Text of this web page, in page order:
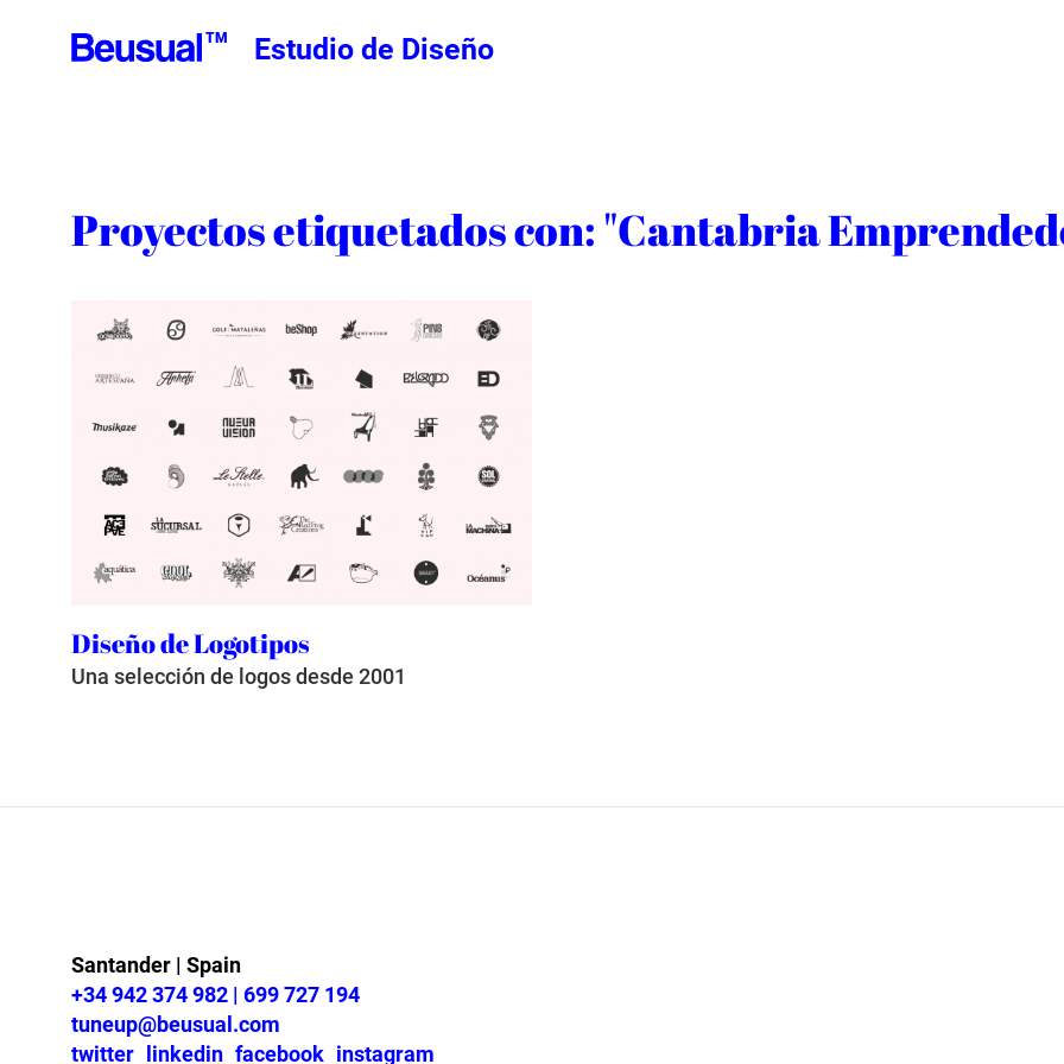
TM Estudio de Diseño
Proyectos etiquetados con: "Cantabria
Diseño de Logotipos
Una selección de logos desde 2001
Santander | Spain
+34 942 374 982 | 699 727 194
tuneup@beusual.com
twitter
linkedin facebook instagram